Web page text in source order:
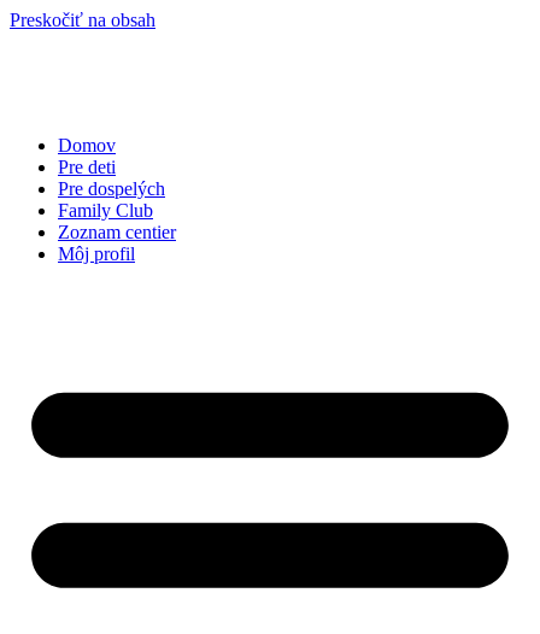
Preskočiť na obsah
Domov
Pre deti
Pre dospelých
Family Club
Zoznam centier
Môj profil